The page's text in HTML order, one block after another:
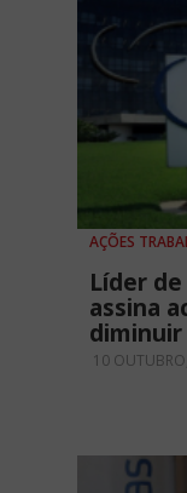
AÇÕES
Líder
assina
diminuir
10